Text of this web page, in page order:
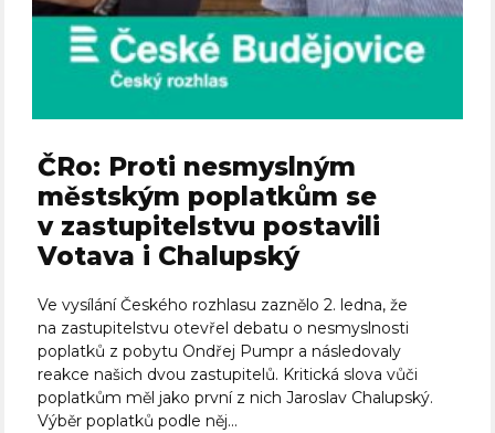
ČRo: Proti nesmyslným
městským poplatkům se
v zastupitelstvu postavili
Votava i Chalupský
Ve vysílání Českého rozhlasu zaznělo 2. ledna, že
na zastupitelstvu otevřel debatu o nesmyslnosti
poplatků z pobytu Ondřej Pumpr a následovaly
reakce našich dvou zastupitelů. Kritická slova vůči
poplatkům měl jako první z nich Jaroslav Chalupský.
Výběr poplatků podle něj...